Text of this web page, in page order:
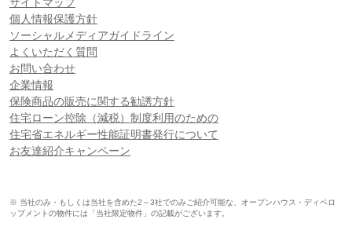
個人情報保護方針
ソーシャルメディアガイドライン
よくいただく質問
お問い合わせ
企業情報
保険商品の販売に関する勧誘方針
住宅ローン控除（減税）制度利用のための
住宅省エネルギー性能証明書発行について
お友達紹介キャンペーン
※ 当社のみ・もしくは当社を含めた2～3社でのみご紹介可能な、オープンハウス・ディベロ
ップメントの物件には「当社限定物件」の記載がございます。